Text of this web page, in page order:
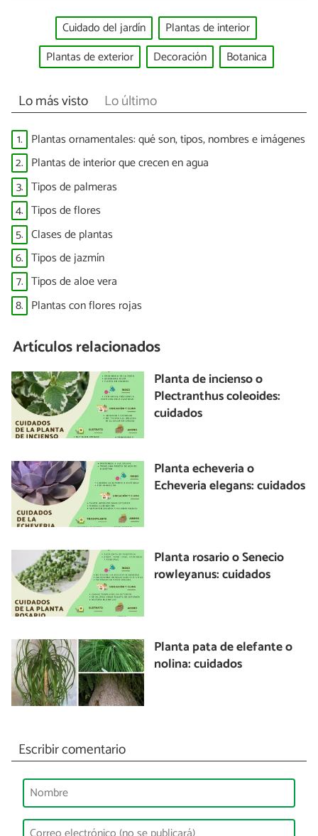
Cuidado del jardín
Plantas de interior
Plantas de exterior
Decoración Botanica
Lo más visto Lo último
1. Plantas ornamentales: qué son, tipos, nombres e imágenes
2. Plantas de interior que crecen en agua
3. Tipos de palmeras
4. Tipos de flores
5. Clases de plantas
6. Tipos de jazmín
7. Tipos de aloe vera
8. Plantas con flores rojas
Artículos relacionados
Planta de incienso o
Plectranthus coleoides:
cuidados
Planta echeveria o
Echeveria elegans: cuidados
Planta rosario o Senecio
rowleyanus: cuidados
Planta pata de elefante o
nolina: cuidados
Escribir comentario